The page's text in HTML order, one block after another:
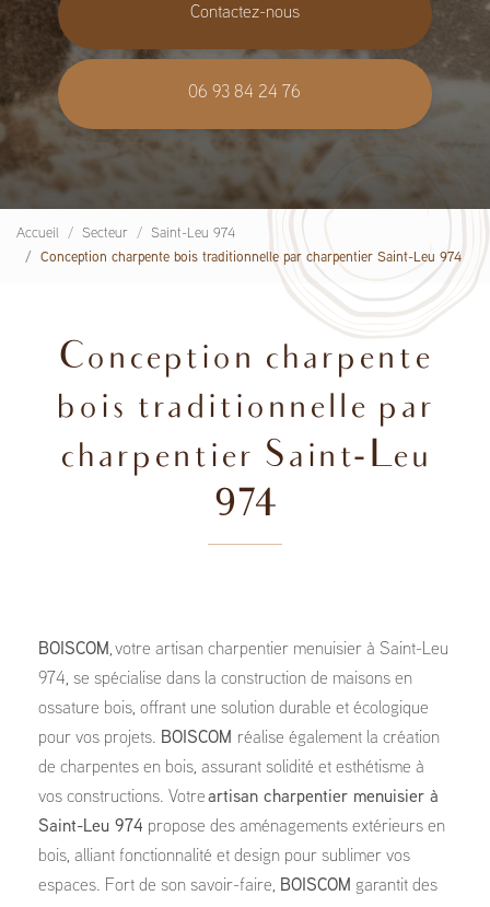
Contactez-nous
06 93 84 24 76
Accueil Secteur
Saint-Leu 974
Conception charpente bois traditionnelle par charpentier Saint-Leu 974
Conception charpente
bois traditionnelle par
charpentier Saint-Leu
974
BOISCOM, votre artisan charpentier menuisier à Saint-Leu
974, se spécialise dans la construction de maisons en
ossature bois, offrant une solution durable et écologique
pour vos projets. BOISCOM réalise également la création
de charpentes en bois, assurant solidité et esthétisme à
vos constructions. Votre artisan charpentier menuisier à
Saint-Leu 974 propose des aménagements extérieurs en
bois, alliant fonctionnalité et design pour sublimer vos
espaces. Fort de son savoir-faire, BOISCOM garantit des